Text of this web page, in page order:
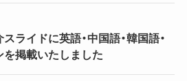
ライドに英語・中国語・韓国語・
掲載いたしました